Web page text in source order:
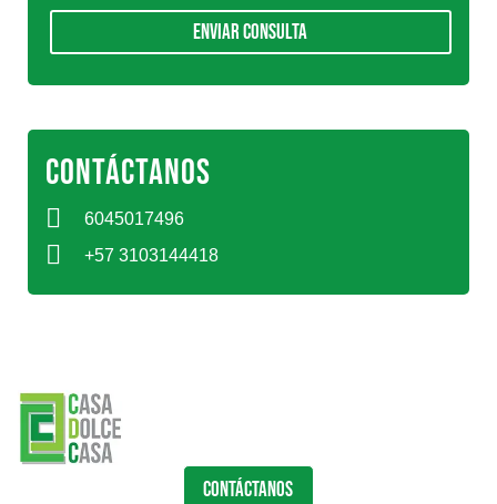
Enviar consulta
CONTÁCTANOS
6045017496
+57 3103144418
CONTÁCTANOS